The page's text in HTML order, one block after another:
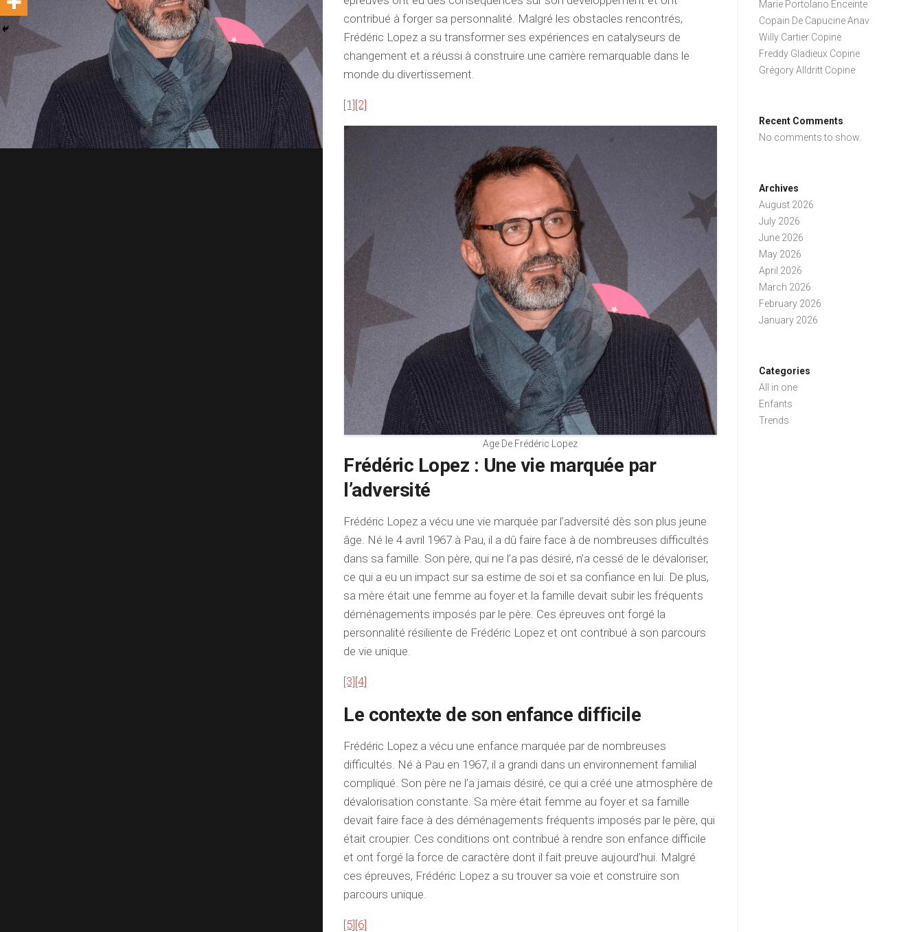
contribué à forger sa personnalité. Malgré les obstacles rencontrés,
Frédéric Lopez a su transformer ses expériences en catalyseurs de
changement et a réussi à construire une carrière remarquable dans le
monde du divertissement.
[1] [2]
Age De Frédéric Lopez
Frédéric Lopez : Une vie marquée par
l’adversité
Frédéric Lopez a vécu une vie marquée par l’adversité dès son plus jeune
âge. Né le 4 avril 1967 à Pau, il a dû faire face à de nombreuses difficultés
dans sa famille. Son père, qui ne l’a pas désiré, n’a cessé de le dévaloriser,
ce qui a eu un impact sur sa estime de soi et sa confiance en lui. De plus,
sa mère était une femme au foyer et la famille devait subir les fréquents
déménagements imposés par le père. Ces épreuves ont forgé la
personnalité résiliente de Frédéric Lopez et ont contribué à son parcours
de vie unique.
[3] [4]
Le contexte de son enfance difficile
Frédéric Lopez a vécu une enfance marquée par de nombreuses
difficultés. Né à Pau en 1967, il a grandi dans un environnement familial
compliqué. Son père ne l’a jamais désiré, ce qui a créé une atmosphère de
dévalorisation constante. Sa mère était femme au foyer et sa famille
devait faire face à des déménagements fréquents imposés par le père, qui
était croupier. Ces conditions ont contribué à rendre son enfance difficile
et ont forgé la force de caractère dont il fait preuve aujourd’hui. Malgré
ces épreuves, Frédéric Lopez a su trouver sa voie et construire son
parcours unique.
[5] [6]
Marie Portolano Enceinte
Copain De Capucine Anav
Willy Cartier Copine
Freddy Gladieux Copine
Grégory Alldritt Copine
Recent Comments
No comments to show.
Archives
August 2026
July 2026
June 2026
May 2026
April 2026
March 2026
February 2026
January 2026
Categories
All in one
Enfants
Trends